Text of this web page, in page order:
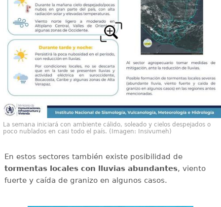
La semana iniciará con ambiente cálido, soleado y cielos despejados o
poco nublados en casi todo el país. (Imagen: Insivumeh)
En estos sectores también existe posibilidad de
tormentas locales con lluvias abundantes, viento
fuerte y caída de granizo en algunos casos.